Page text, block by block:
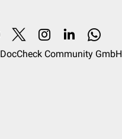
DocCheck Community GmbH